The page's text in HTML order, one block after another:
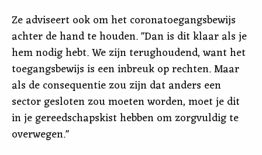
Ze adviseert ook om het coronatoegangsbewijs
achter de hand te houden. "Dan is dit klaar als je
hem nodig hebt. We zijn terughoudend, want het
toegangsbewijs is een inbreuk op rechten. Maar
als de consequentie zou zijn dat anders een
sector gesloten zou moeten worden, moet je dit
in je gereedschapskist hebben om zorgvuldig te
overwegen."